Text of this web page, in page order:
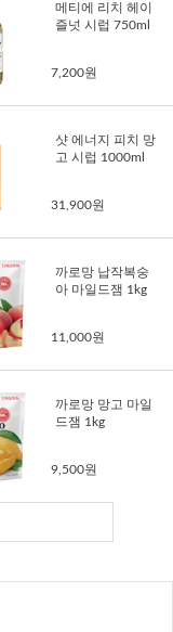
메티에 리치 헤이
즐넛 시럽 750ml
7,200원
샷 에너지 피치 망
고 시럽 1000ml
31,900원
까로망 납작복숭
아 마일드잼 1kg
11,000원
까로망 망고 마일
드잼 1kg
9,500원